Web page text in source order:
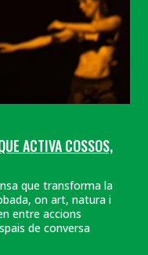
ACTIVA COSSOS,
que transforma la
on art, natura i
entre accions
de conversa